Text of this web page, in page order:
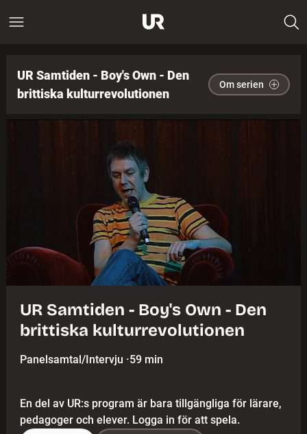
UR Samtiden - Boy's Own - Den
brittiska kulturrevolutionen
Om serien
UR Samtiden - Boy's Own - Den
brittiska kulturrevolutionen
Panelsamtal/Intervju ·59 min
En del av UR:s program är bara tillgängliga för lärare,
pedagoger och elever. Logga in för att spela.